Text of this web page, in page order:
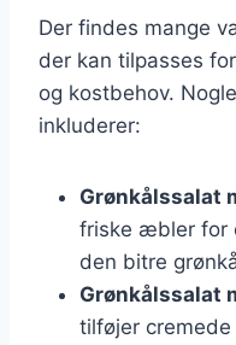
Der findes mange
der kan tilpasses
og kostbehov.
inkluderer:
Grønkålssalat
friske æbler for
den bitre
Grønkålssalat
tilføjer